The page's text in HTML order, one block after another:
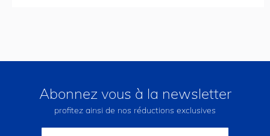
Abonnez vous à la newsletter
profitez ainsi de nos réductions exclusives